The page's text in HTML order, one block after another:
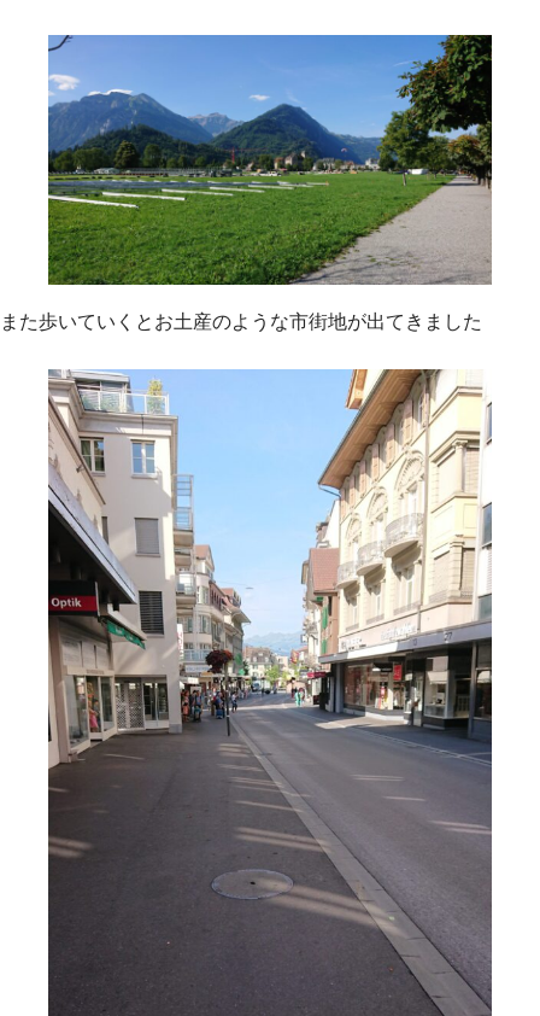
また歩いていくとお土産のような市街地が出てきました